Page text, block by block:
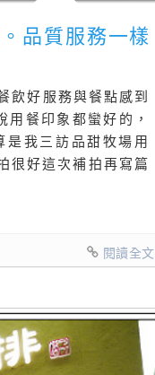
品質服務一樣
飲好服務與餐點感到
餐印象都蠻好的，
我三訪品甜牧場用
很好這次補拍再寫篇
閱讀全文